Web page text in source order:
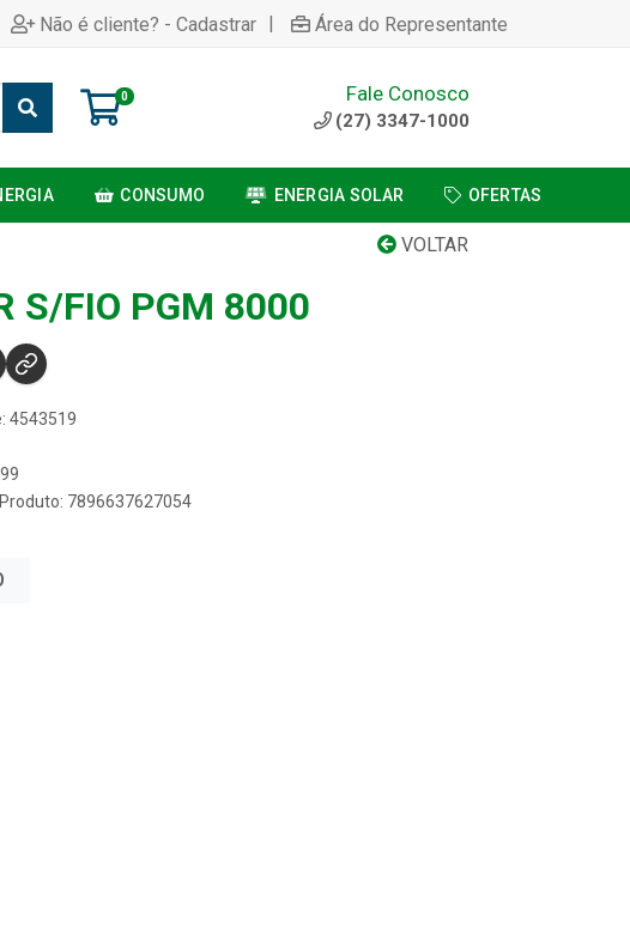
Não é cliente? - Cadastrar | Área do Representante
0 Fale Conosco
(27) 3347-1000
CONSUMO ENERGIA SOLAR OFERTAS
VOLTAR
S/FIO PGM 8000
4543519
7896637627054